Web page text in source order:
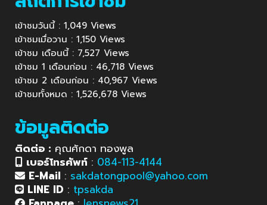
เข้าชมวันนี้ : 1,049 Views
เข้าชมเมื่อวาน : 1,150 Views
เข้าชม เดือนนี้ : 7,527 Views
เข้าชม 1 เดือนก่อน : 46,718 Views
เข้าชม 2 เดือนก่อน : 40,967 Views
เข้าชมทั้งหมด : 1,526,678 Views
ข้อมูลติดต่อ
ติดต่อ : คุณศักดา ทองพูล
เบอร์โทรศัพท์ : 084-113-4144
E-Mail : sakdatongpool@yahoo.com
LINE ID : tpsakda